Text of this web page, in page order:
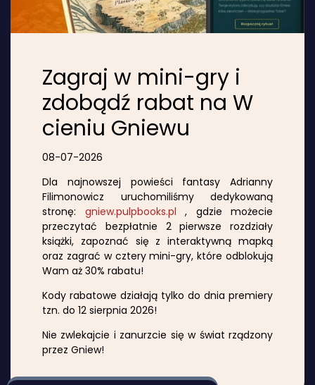
Zagraj w mini-gry i
zdobądź rabat na W
cieniu Gniewu
08-07-2026
Dla najnowszej powieści fantasy Adrianny
Filimonowicz uruchomiliśmy dedykowaną
stronę: gniew.pulpbooks.pl , gdzie możecie
przeczytać bezpłatnie 2 pierwsze rozdziały
książki, zapoznać się z interaktywną mapką
oraz zagrać w cztery mini-gry, które odblokują
Wam aż 30% rabatu!
Kody rabatowe działają tylko do dnia premiery
tzn. do 12 sierpnia 2026!
Nie zwlekajcie i zanurzcie się w świat rządzony
przez Gniew!